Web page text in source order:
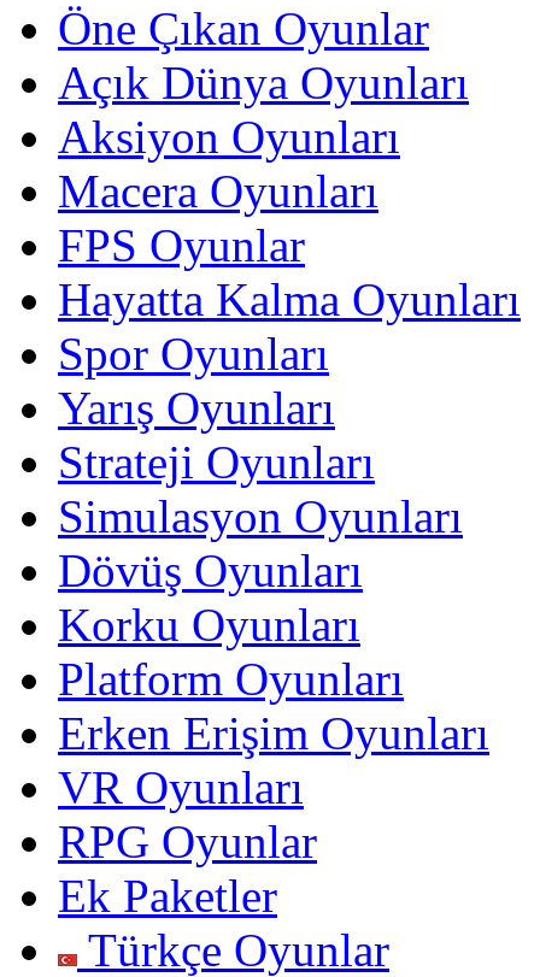
Öne Çıkan Oyunlar
Açık Dünya Oyunları
Aksiyon Oyunları
Macera Oyunları
FPS Oyunlar
Hayatta Kalma Oyunları
Spor Oyunları
Yarış Oyunları
Strateji Oyunları
Simulasyon Oyunları
Dövüş Oyunları
Korku Oyunları
Platform Oyunları
Erken Erişim Oyunları
VR Oyunları
RPG Oyunlar
Ek Paketler
Türkçe Oyunlar